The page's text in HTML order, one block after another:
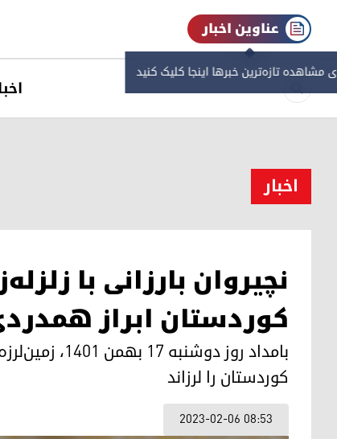
عناوین اخبار
مشاهده‌ تازه‌ترین خبرها اینجا کلیک کنید
اخبار
نچیروان بارزانی با
کوردستان ابراز
کوردستان را لرزاند
2023-02-06 08:53